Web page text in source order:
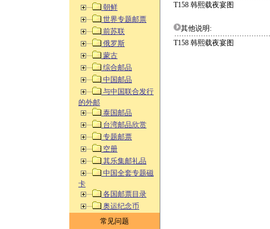
朝鲜
世界专题邮票
前苏联
俄罗斯
蒙古
综合邮品
中国邮品
与中国联合发行
的外邮
泰国邮品
台湾邮品欣赏
专题邮票
空册
其乐集邮礼品
中国全套专题磁
卡
各国邮票目录
奥运纪念币
常见问题
T158 韩熙载夜宴图
其他说明:
T158 韩熙载夜宴图